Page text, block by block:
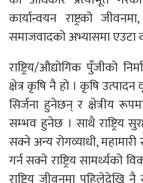
कार्यान्वयन राष्ट्रको
समाजवादको अभ्यासमा एउटा
राष्ट्रिय/औद्योगिक पुँजीको
क्षेत्र कृषि नै हो । कृषि उत्पादन
सिर्जना हुनेछन् र क्षेत्रीय
सम्भव हुनेछ । साथै राष्ट्रिय
सक्ने अन्य रोगव्याधी,
गर्न सक्ने राष्ट्रिय सामर्थ्यको